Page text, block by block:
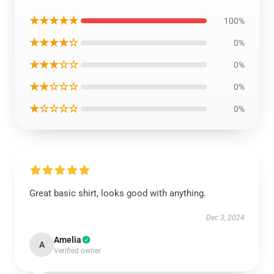
★★★★★ 100%
★★★★☆ 0%
★★★☆☆ 0%
★★☆☆☆ 0%
★☆☆☆☆ 0%
Great basic shirt, looks good with anything.
Dec 3, 2024
A Amelia
Verified owner